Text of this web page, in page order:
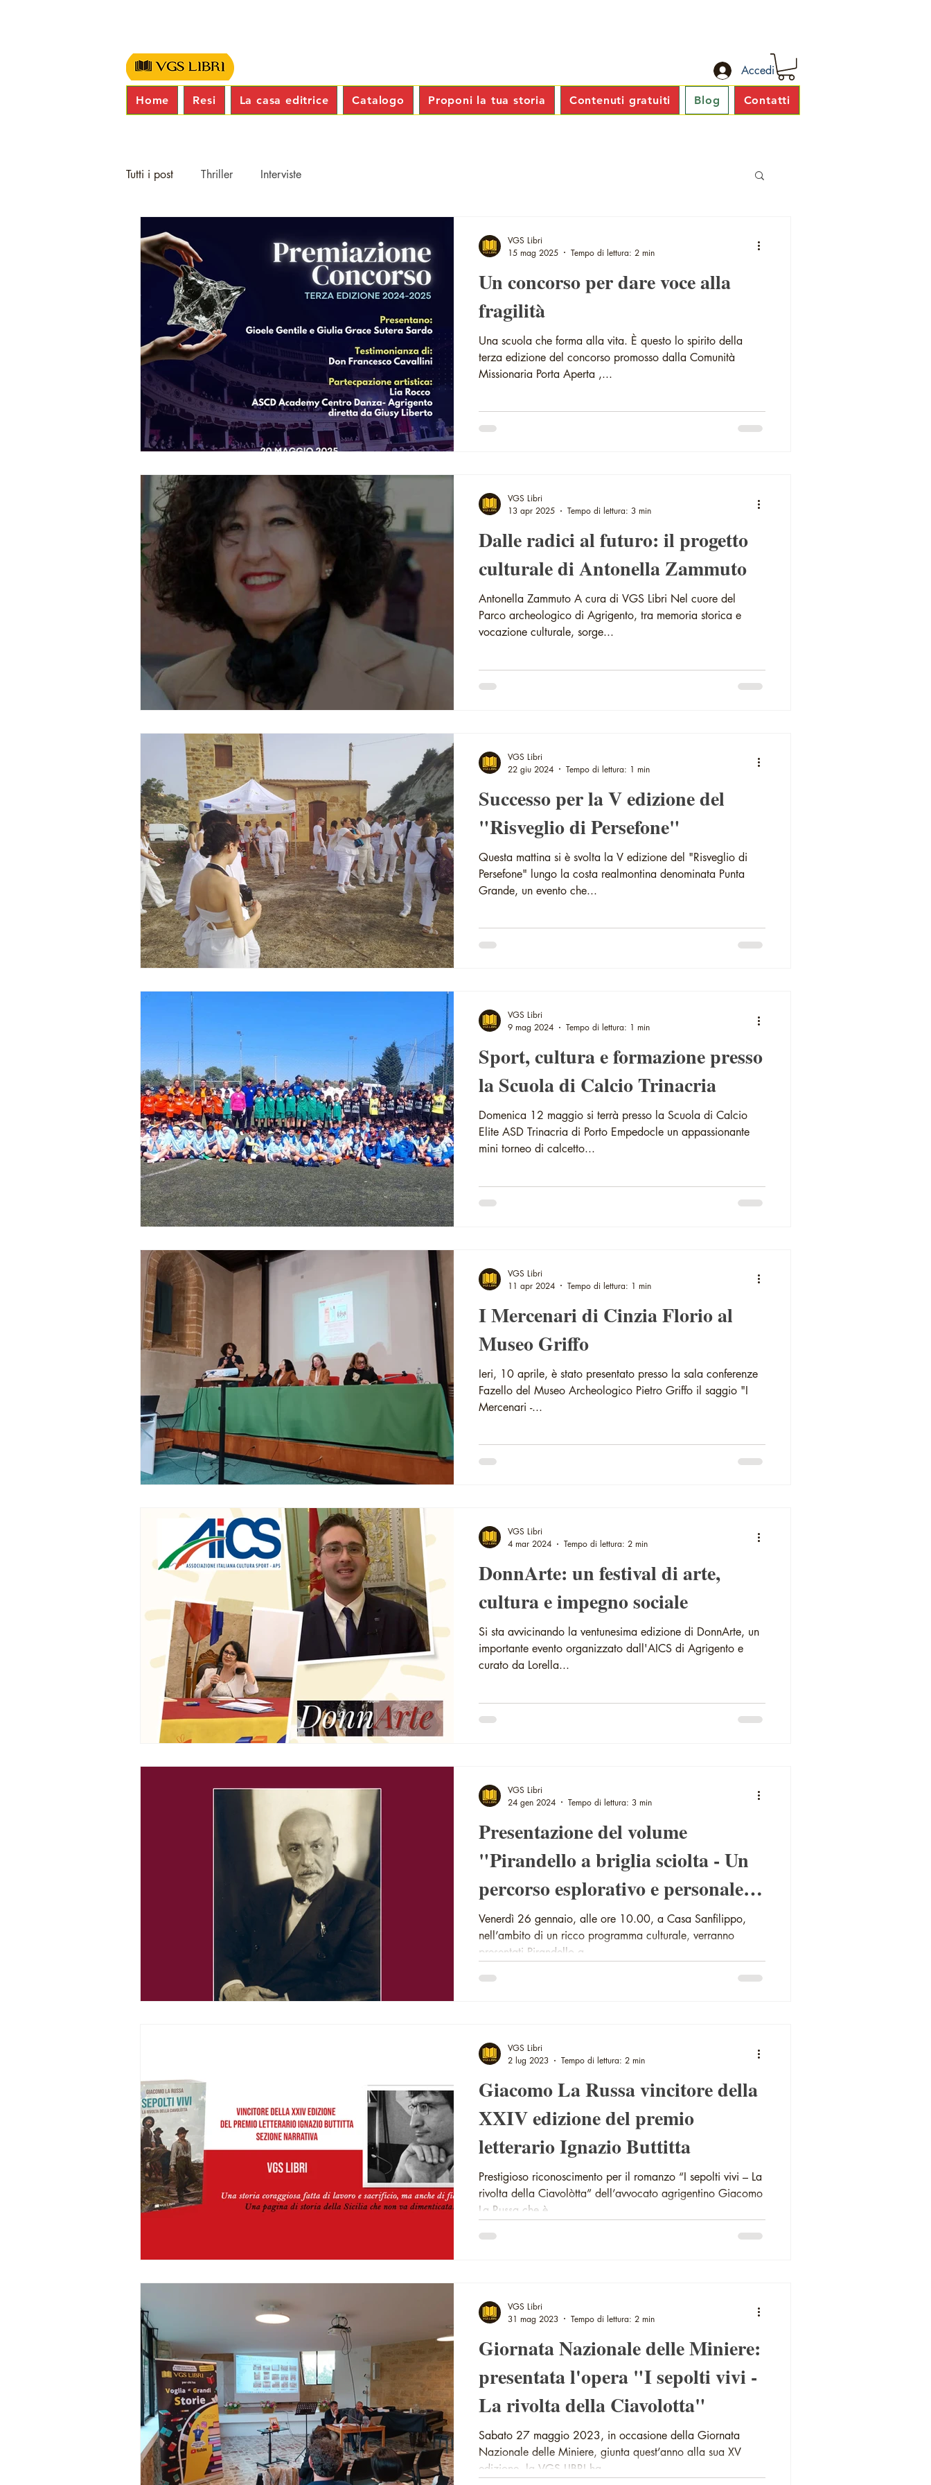
Accedi
Tutti i post Thriller Interviste
Un concorso per dare voce alla
fragilità
Una scuola che forma alla vita. È questo lo spirito della
terza edizione del concorso promosso dalla Comunità
Missionaria Porta Aperta ,...
VGS Libri
15 mag 2025
Tempo di lettura: 2 min
Dalle radici al futuro: il progetto
culturale di Antonella Zammuto
Antonella Zammuto A cura di VGS Libri Nel cuore del
Parco archeologico di Agrigento, tra memoria storica e
vocazione culturale, sorge...
VGS Libri
13 apr 2025
Tempo di lettura: 3 min
Successo per la V edizione del
"Risveglio di Persefone"
Questa mattina si è svolta la V edizione del "Risveglio di
Persefone" lungo la costa realmontina denominata Punta
Grande, un evento che...
VGS Libri
22 giu 2024
Tempo di lettura: 1 min
Sport, cultura e formazione presso
la Scuola di Calcio Trinacria
Domenica 12 maggio si terrà presso la Scuola di Calcio
Elite ASD Trinacria di Porto Empedocle un appassionante
mini torneo di calcetto...
VGS Libri
9 mag 2024
Tempo di lettura: 1 min
I Mercenari di Cinzia Florio al
Museo Griffo
Ieri, 10 aprile, è stato presentato presso la sala conferenze
Fazello del Museo Archeologico Pietro Griffo il saggio "I
Mercenari -...
VGS Libri
11 apr 2024
Tempo di lettura: 1 min
DonnArte: un festival di arte,
cultura e impegno sociale
Si sta avvicinando la ventunesima edizione di DonnArte, un
importante evento organizzato dall'AICS di Agrigento e
curato da Lorella...
VGS Libri
4 mar 2024
Tempo di lettura: 2 min
Presentazione del volume
"Pirandello a briglia sciolta - Un
percorso esplorativo e personale di
Antonio Alessio"
Venerdì 26 gennaio, alle ore 10.00, a Casa Sanfilippo,
nell’ambito di un ricco programma culturale, verranno
presentati Pirandello a...
VGS Libri
24 gen 2024
Tempo di lettura: 3 min
Giacomo La Russa vincitore della
XXIV edizione del premio
letterario Ignazio Buttitta
Prestigioso riconoscimento per il romanzo “I sepolti vivi – La
rivolta della Ciavolòtta” dell’avvocato agrigentino Giacomo
La Russa che è...
VGS Libri
2 lug 2023
Tempo di lettura: 2 min
Giornata Nazionale delle Miniere:
presentata l'opera "I sepolti vivi -
La rivolta della Ciavolotta"
Sabato 27 maggio 2023, in occasione della Giornata
Nazionale delle Miniere, giunta quest’anno alla sua XV
edizione, la VGS LIBRI ha...
VGS Libri
31 mag 2023
Tempo di lettura: 2 min
Home Resi La casa editrice Catalogo Proponi la tua storia Contenuti gratuiti Blog Contatti